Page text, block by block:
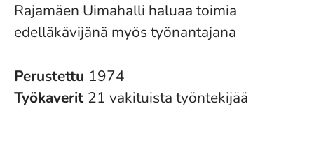
Rajamäen Uimahalli haluaa toimia
edelläkävijänä myös työnantajana
Perustettu 1974
Työkaverit 21 vakituista työntekijää